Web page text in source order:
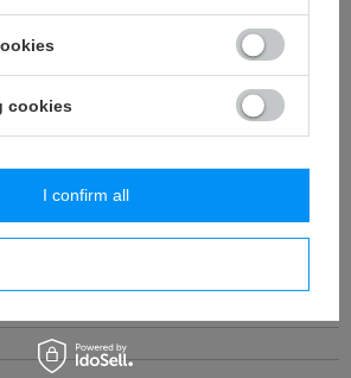
дополнение к изделиям ручной работы
cookies
I confirm all